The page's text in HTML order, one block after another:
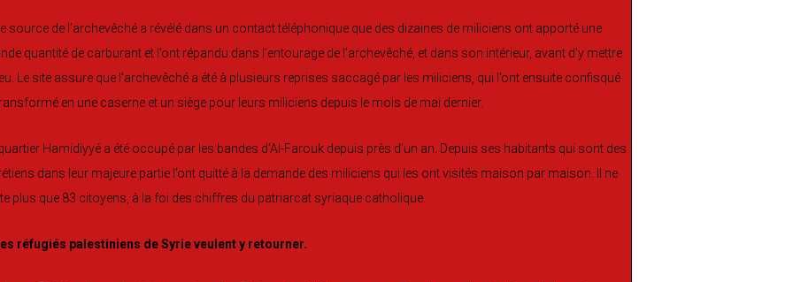
source de l’archevêché a révélé dans un contact téléphonique que des dizaines de miliciens ont apporté une
quantité de carburant et l’ont répandu dans l’entourage de l’archevêché, et dans son intérieur, avant d’y mettre
Le site assure que l’archevêché a été à plusieurs reprises saccagé par les miliciens, qui l’ont ensuite confisqué
en une caserne et un siège pour leurs miliciens depuis le mois de mai dernier.
quartier Hamidiyyé a été occupé par les bandes d’Al-Farouk depuis près d’un an. Depuis ses habitants qui sont des
dans leur majeure partie l’ont quitté à la demande des miliciens qui les ont visités maison par maison. Il ne
plus que 83 citoyens, à la foi des chiffres du patriarcat syriaque catholique.
réfugiés palestiniens de Syrie veulent y retourner.